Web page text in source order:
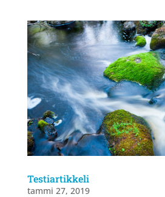
Testiartikkeli
tammi 27, 2019